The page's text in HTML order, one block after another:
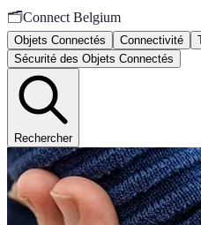
🗂️Connect Belgium
Objets Connectés Connectivité
Sécurité des Objets Connectés
Rechercher